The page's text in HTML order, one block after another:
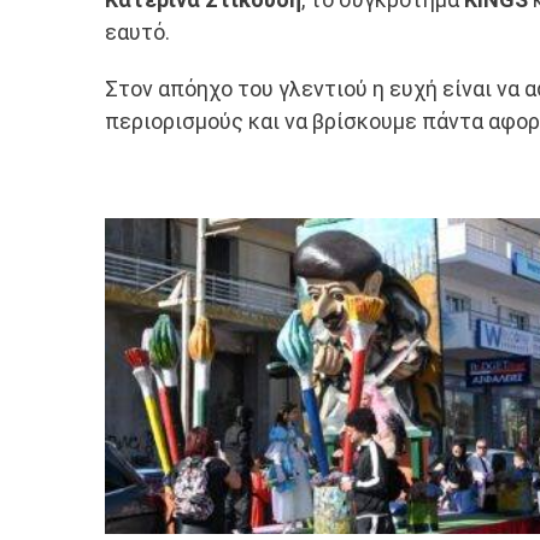
εαυτό.
Στον απόηχο του γλεντιού η ευχή είναι
περιορισμούς και να βρίσκουμε πάντα